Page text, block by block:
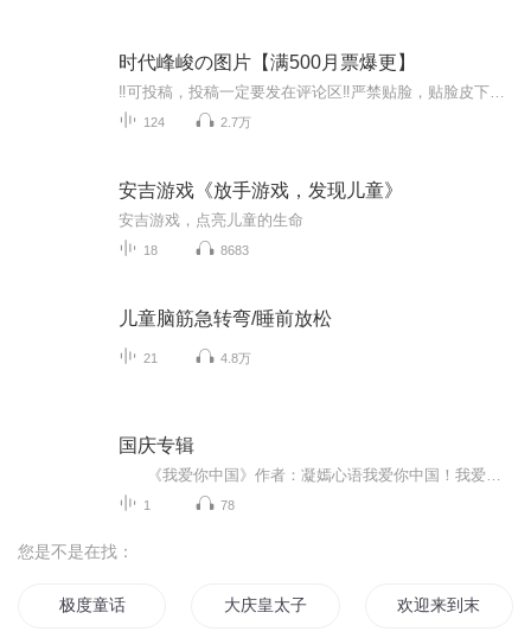
时代峰峻の图片【满500月票爆更】
124 2.7万
安吉游戏《放手游戏，发现儿童》
安吉游戏，点亮儿童的生命
18 8683
儿童脑筋急转弯/睡前放松
21 4.8万
国庆专辑
1 78
您是不是在找：
极度童话 大庆皇太子 欢迎来到末日直